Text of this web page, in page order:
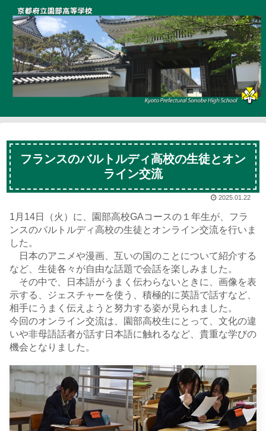
フランスのバルトルディ高校の生徒とオン
ライン交流
2025.01.22
1月14日（火）に、園部高校GAコースの１年生が、フラ
ンスのバルトルディ高校の生徒とオンライン交流を行いま
した。
日本のアニメや漫画、互いの国のことについて紹介する
など、生徒各々が自由な話題で会話を楽しみました。
その中で、日本語がうまく伝わらないときに、画像を表
示する、ジェスチャーを使う、積極的に英語で話すなど、
相手にうまく伝えようと努力する姿が見られました。
今回のオンライン交流は、園部高校生にとって、文化の違
いや非母語話者が話す日本語に触れるなど、貴重な学びの
機会となりました。